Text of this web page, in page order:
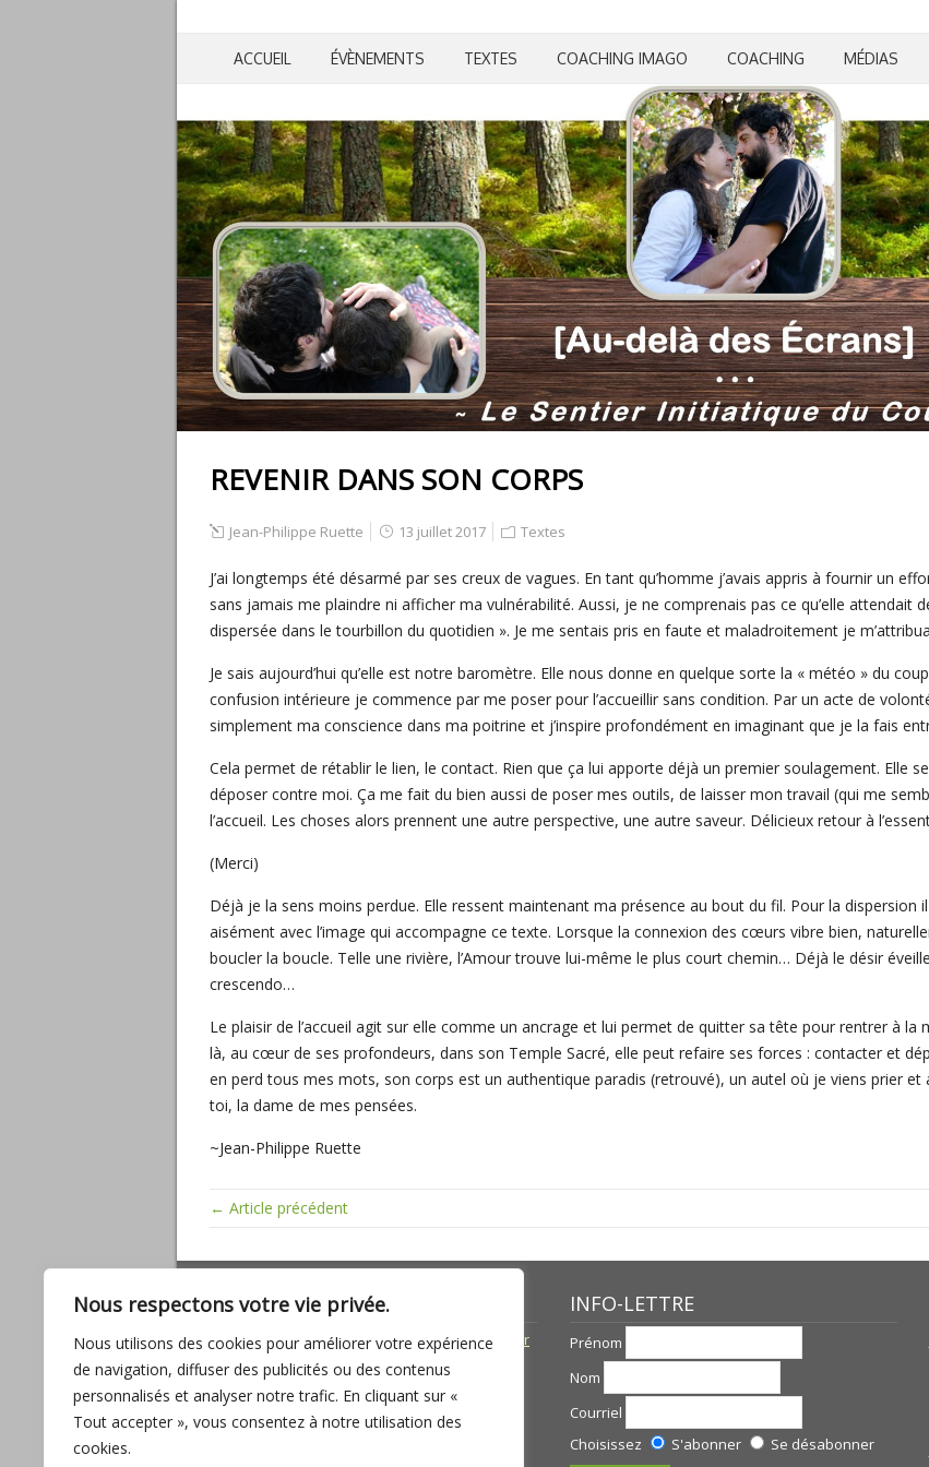
Nous respectons votre vie privée.
Nous utilisons des cookies pour améliorer votre expérience
de navigation, diffuser des publicités ou des contenus
personnalisés et analyser notre trafic. En cliquant sur «
Tout accepter », vous consentez à notre utilisation des
cookies.
ACCUEIL ÉVÈNEMENTS TEXTES COACHING IMAGO COACHING MÉDIAS
REVENIR DANS SON CORPS
Jean-Philippe Ruette 13 juillet 2017 Textes
J’ai longtemps été désarmé par ses creux de vagues. En tant qu’homme j’avais appris à fournir un
sans jamais me plaindre ni afficher ma vulnérabilité. Aussi, je ne comprenais pas ce qu’elle attendait
dispersée dans le tourbillon du quotidien ». Je me sentais pris en faute et maladroitement je
Je sais aujourd’hui qu’elle est notre baromètre. Elle nous donne en quelque sorte la « météo » du
confusion intérieure je commence par me poser pour l’accueillir sans condition. Par un acte de
simplement ma conscience dans ma poitrine et j’inspire profondément en imaginant que je la fais
Cela permet de rétablir le lien, le contact. Rien que ça lui apporte déjà un premier soulagement. Elle
déposer contre moi. Ça me fait du bien aussi de poser mes outils, de laisser mon travail (qui me
l’accueil. Les choses alors prennent une autre perspective, une autre saveur. Délicieux retour à
(Merci)
Déjà je la sens moins perdue. Elle ressent maintenant ma présence au bout du fil. Pour la dispersion
aisément avec l’image qui accompagne ce texte. Lorsque la connexion des cœurs vibre bien,
boucler la boucle. Telle une rivière, l’Amour trouve lui-même le plus court chemin… Déjà le désir
crescendo…
Le plaisir de l’accueil agit sur elle comme un ancrage et lui permet de quitter sa tête pour rentrer à
là, au cœur de ses profondeurs, dans son Temple Sacré, elle peut refaire ses forces : contacter et
en perd tous mes mots, son corps est un authentique paradis (retrouvé), un autel où je viens prier
toi, la dame de mes pensées.
~Jean-Philippe Ruette
← Article précédent
ARTICLES RÉCENTS
Miracles, mathématiques sacrées, baigné par
son amour
L’UNION, promesse d’ABONDANCE pour
l’humanité
INFO-LETTRE
Prénom
Nom
Courriel
Choisissez
S'abonner Se désabonner